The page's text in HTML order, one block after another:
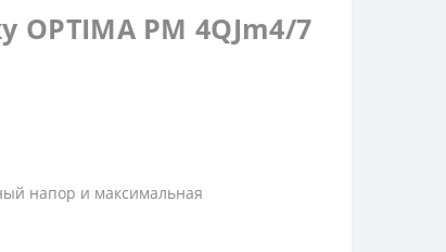
PM 4QJm4/7
напор и максимальная